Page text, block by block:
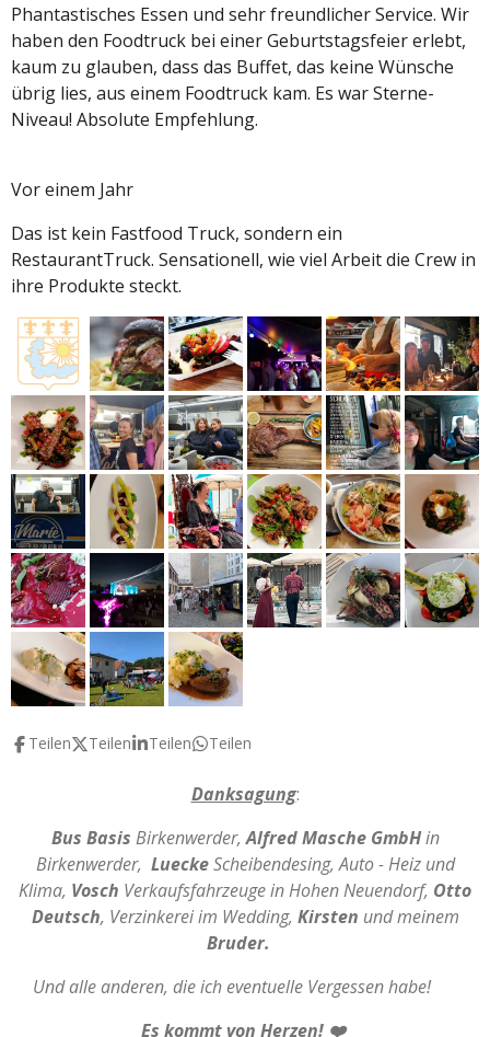
Phantastisches Essen und sehr freundlicher Service. Wir
haben den Foodtruck bei einer Geburtstagsfeier erlebt,
kaum zu glauben, dass das Buffet, das keine Wünsche
übrig lies, aus einem Foodtruck kam. Es war Sterne-
Niveau! Absolute Empfehlung.
Vor einem Jahr
Das ist kein Fastfood Truck, sondern ein
RestaurantTruck. Sensationell, wie viel Arbeit die Crew in
ihre Produkte steckt.
Teilen Teilen Teilen Teilen
Danksagung:
Bus Basis Birkenwerder,Alfred Masche GmbHin
Birkenwerder, LueckeScheibendesing, Auto - Heiz und
Klima, Vosch Verkaufsfahrzeuge in Hohen Neuendorf, Otto
Deutsch, Verzinkerei im Wedding, Kirsten und meinem
Bruder.
Und alle anderen, die ich eventuelle Vergessen habe!
Es kommt von Herzen! ❤️